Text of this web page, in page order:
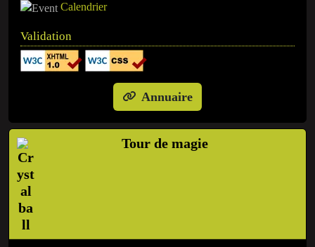
Calendrier
Validation
Annuaire
Tour de magie